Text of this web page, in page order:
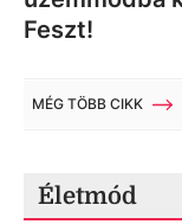
Feszt!
MÉG TÖBB CIKK
Életmód